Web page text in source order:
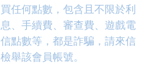
買任何點數，包含且不限於利
息、手續費、審查費、遊戲電
信點數等，都是詐騙，請來信
檢舉該會員帳號。